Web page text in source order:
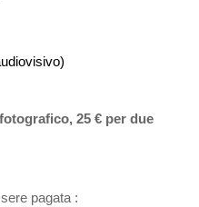
25 € per due
pagata :